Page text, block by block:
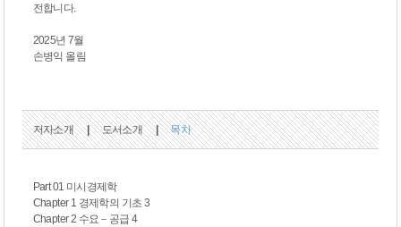
전합니다.
2025년 7월
손병익 올림
저자소개 | 도서소개 | 목차
Part 01 미시경제학
Chapter 1 경제학의 기초 3
Chapter 2 수요－공급 4